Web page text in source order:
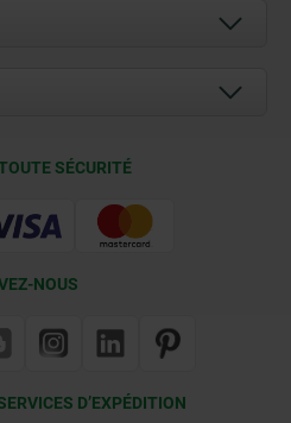
SÉCURITÉ
NOUS
D’EXPÉDITION